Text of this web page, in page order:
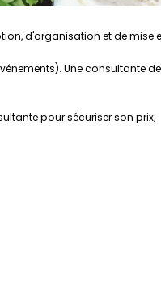
d'organisation et de mise
Une consultante
pour sécuriser son prix;